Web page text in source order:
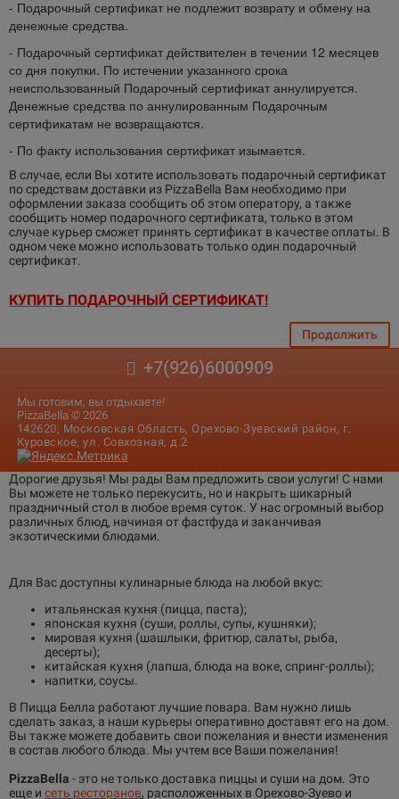
- Подарочный сертификат не подлежит возврату и обмену на
денежные средства.
- Подарочный сертификат действителен в течении 12 месяцев
со дня покупки. По истечении указанного срока
неиспользованный Подарочный сертификат аннулируется.
Денежные средства по аннулированным Подарочным
сертификатам не возвращаются.
- По факту использования сертификат изымается.
В случае, если Вы хотите использовать подарочный сертификат
по средствам доставки из PizzaBella Вам необходимо при
оформлении заказа сообщить об этом оператору, а также
сообщить номер подарочного сертификата, только в этом
случае курьер сможет принять сертификат в качестве оплаты. В
одном чеке можно использовать только один подарочный
сертификат.
КУПИТЬ ПОДАРОЧНЫЙ СЕРТИФИКАТ!
Продолжить
+7(926)6000909
Мы готовим, вы отдыхаете!
PizzaBella © 2026
142620, Московская Область, Орехово-Зуевский район, г.
Куровское, ул. Совхозная, д.2
Дорогие друзья! Мы рады Вам предложить свои услуги! С нами
Вы можете не только перекусить, но и накрыть шикарный
праздничный стол в любое время суток. У нас огромный выбор
различных блюд, начиная от фастфуда и заканчивая
экзотическими блюдами.
Для Вас доступны кулинарные блюда на любой вкус:
итальянская кухня (пицца, паста);
японская кухня (суши, роллы, супы, кушняки);
мировая кухня (шашлыки, фритюр, салаты, рыба,
десерты);
китайская кухня (лапша, блюда на воке, спринг-роллы);
напитки, соусы.
В Пицца Белла работают лучшие повара. Вам нужно лишь
сделать заказ, а наши курьеры оперативно доставят его на дом.
Вы также можете добавить свои пожелания и внести изменения
в состав любого блюда. Мы учтем все Ваши пожелания!
PizzaBella - это не только доставка пиццы и суши на дом. Это
еще и сеть ресторанов, расположенных в Орехово-Зуево и